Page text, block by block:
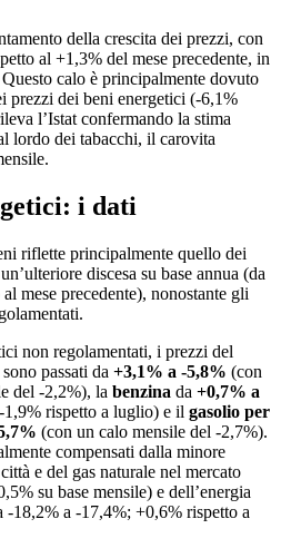
della crescita dei prezzi, con
al +1,3% del mese precedente, in
calo è principalmente dovuto
prezzi dei beni energetici (-6,1%
l’Istat confermando la stima
lordo dei tabacchi, il carovita
i dati
riflette principalmente quello dei
discesa su base annua (da
mese precedente), nonostante gli
non regolamentati, i prezzi del
passati da +3,1% a -5,8% (con
del -2,2%), la benzina da +0,7% a
rispetto a luglio) e il gasolio per
(con un calo mensile del -2,7%).
compensati dalla minore
e del gas naturale nel mercato
su base mensile) e dell’energia
-18,2% a -17,4%; +0,6% rispetto a